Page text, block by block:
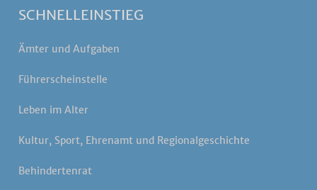
SCHNELLEINSTIEG
Ämter und Aufgaben
Führerscheinstelle
Leben im Alter
Kultur, Sport, Ehrenamt und Regionalgeschichte
Behindertenrat